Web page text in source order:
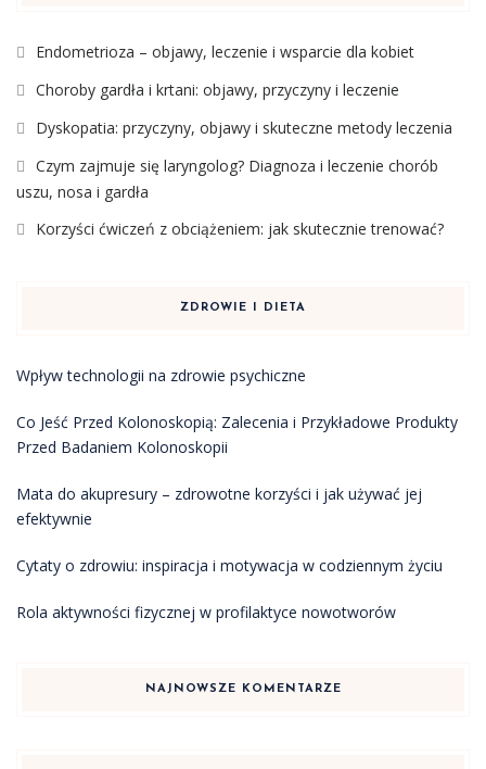
Endometrioza – objawy, leczenie i wsparcie dla kobiet
Choroby gardła i krtani: objawy, przyczyny i leczenie
Dyskopatia: przyczyny, objawy i skuteczne metody leczenia
Czym zajmuje się laryngolog? Diagnoza i leczenie chorób
uszu, nosa i gardła
Korzyści ćwiczeń z obciążeniem: jak skutecznie trenować?
ZDROWIE I DIETA
Wpływ technologii na zdrowie psychiczne
Co Jeść Przed Kolonoskopią: Zalecenia i Przykładowe Produkty
Przed Badaniem Kolonoskopii
Mata do akupresury – zdrowotne korzyści i jak używać jej
efektywnie
Cytaty o zdrowiu: inspiracja i motywacja w codziennym życiu
Rola aktywności fizycznej w profilaktyce nowotworów
NAJNOWSZE KOMENTARZE